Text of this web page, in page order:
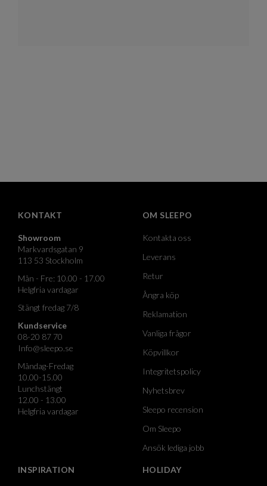
KONTAKT
Showroom
Markvardsgatan 9
113 53 Stockholm
Mån - Fre: 10.00 - 17.00
Helgfria vardagar
Stängt fredag 7/8
Kundservice
08-20 87 70
Info@sleepo.se
Måndag-Fredag
10.00-15.00
Lunchstängt
12.00 - 13.00
Helgfria vardagar
OM SLEEPO
Kontakta oss
Leverans
Retur
Ångra köp
Reklamation
Vanliga frågor
Köpvillkor
Integritetspolicy
Nyhetsbrev
Sleepo recension
Om Sleepo
Ansök lediga jobb
INSPIRATION HOLIDAY